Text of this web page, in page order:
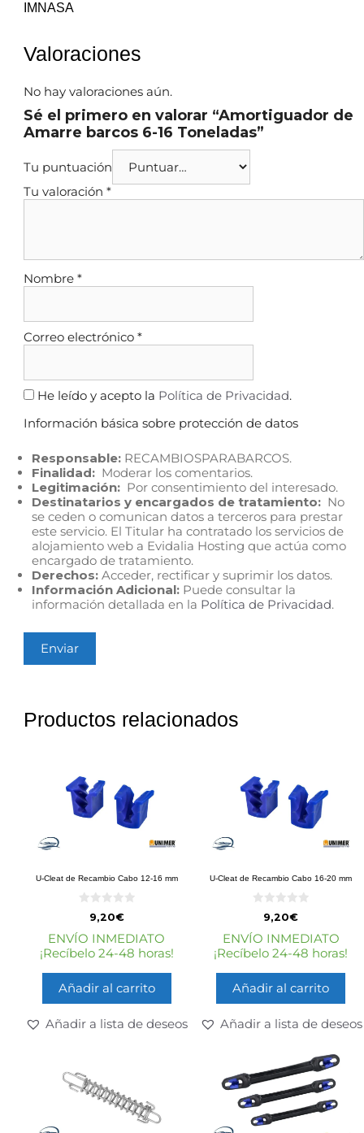
IMNASA
Valoraciones
No hay valoraciones aún.
Sé el primero en valorar “Amortiguador de
Amarre barcos 6-16 Toneladas”
Tu puntuación
Tu valoración *
Nombre *
Correo electrónico *
He leído y acepto la Política de Privacidad.
Información básica sobre protección de datos
Responsable: RECAMBIOSPARABARCOS.
Finalidad: Moderar los comentarios.
Legitimación: Por consentimiento del interesado.
Destinatarios y encargados de tratamiento: No
se ceden o comunican datos a terceros para prestar
este servicio. El Titular ha contratado los servicios de
alojamiento web a Evidalia Hosting que actúa como
encargado de tratamiento.
Derechos: Acceder, rectificar y suprimir los datos.
Información Adicional: Puede consultar la
información detallada en la Política de Privacidad.
Productos relacionados
U-Cleat de Recambio Cabo 12-16 mm
e
5
9,20€
ENVÍO INMEDIATO
¡Recíbelo 24-48 horas!
Añadir al carrito
Añadir a lista de deseos
U-Cleat de Recambio Cabo 16-20 mm
e
5
9,20€
ENVÍO INMEDIATO
¡Recíbelo 24-48 horas!
Añadir al carrito
Añadir a lista de deseos